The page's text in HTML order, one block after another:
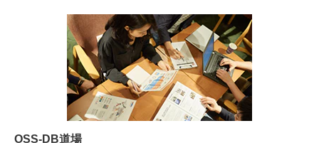
OSS-DB道場